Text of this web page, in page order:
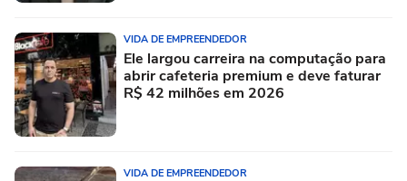
VIDA DE EMPREENDEDOR
Ele largou carreira na computação para
abrir cafeteria premium e deve faturar
R$ 42 milhões em 2026
VIDA DE EMPREENDEDOR